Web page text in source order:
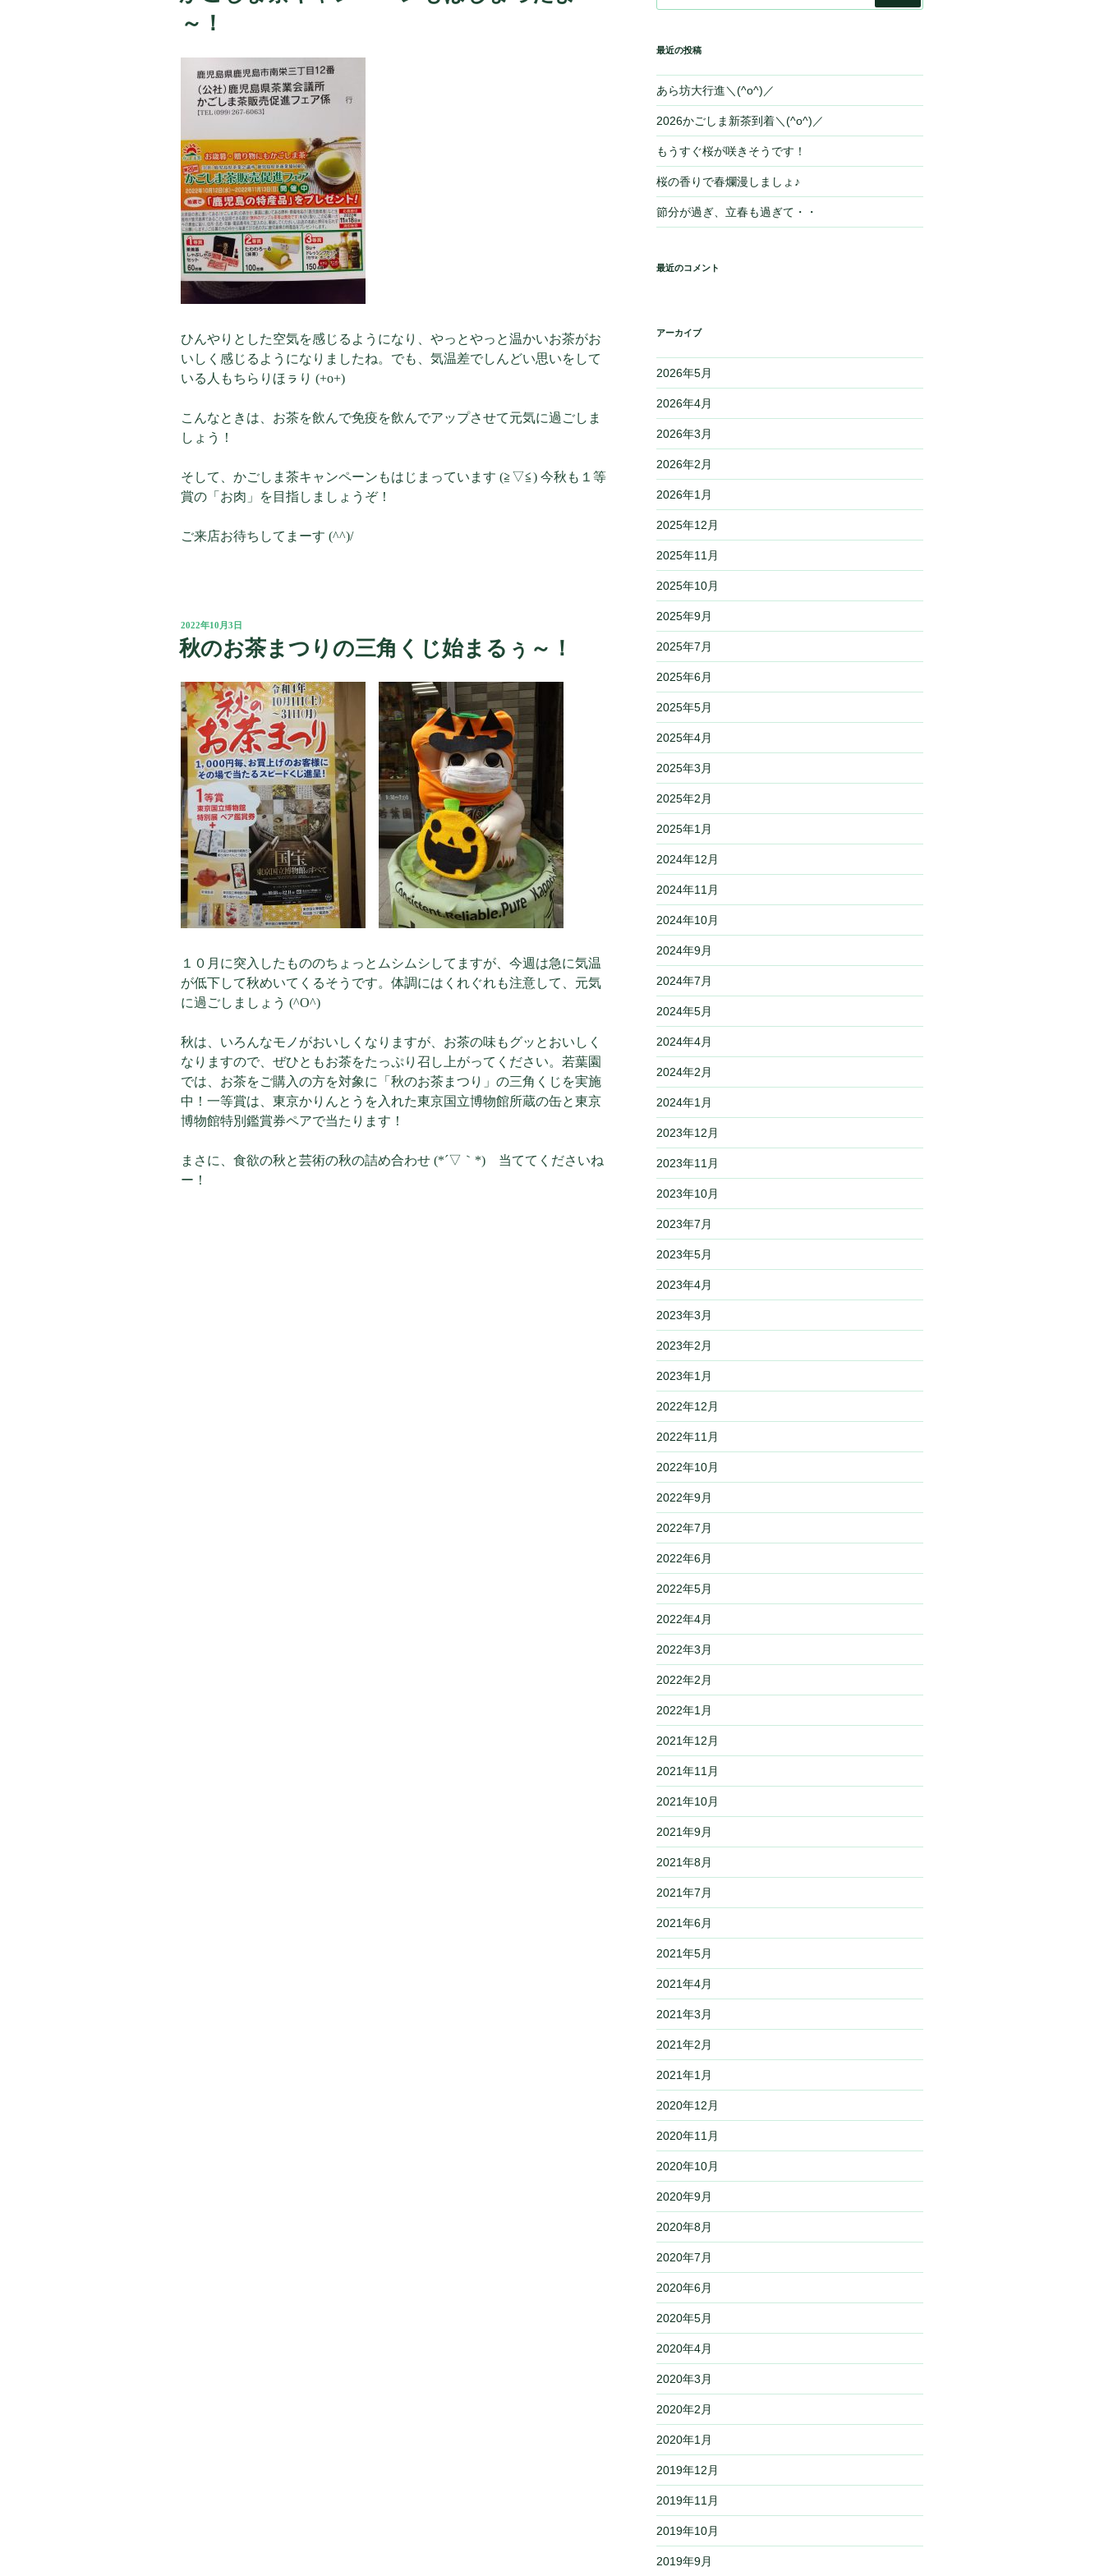
～！
ひんやりとした空気を感じるようになり、やっとやっと温かいお茶がお
いしく感じるようになりましたね。でも、気温差でしんどい思いをして
いる人もちらりほㇻり (+o+)
こんなときは、お茶を飲んで免疫を飲んでアップさせて元気に過ごしま
しょう！
そして、かごしま茶キャンペーンもはじまっています (≧▽≦) 今秋も１等
賞の「お肉」を目指しましょうぞ！
ご来店お待ちしてまーす (^^)/
投
稿
日:
2022年10月3日
秋のお茶まつりの三角くじ始まるぅ～！
１０月に突入したもののちょっとムシムシしてますが、今週は急に気温
が低下して秋めいてくるそうです。体調にはくれぐれも注意して、元気
に過ごしましょう (^O^)
秋は、いろんなモノがおいしくなりますが、お茶の味もグッとおいしく
なりますので、ぜひともお茶をたっぷり召し上がってください。若葉園
では、お茶をご購入の方を対象に「秋のお茶まつり」の三角くじを実施
中！一等賞は、東京かりんとうを入れた東京国立博物館所蔵の缶と東京
博物館特別鑑賞券ペアで当たります！
まさに、食欲の秋と芸術の秋の詰め合わせ (*´▽｀*) 当ててくださいね
ー！
索
最近の投稿
あら坊大行進＼(^o^)／
2026かごしま新茶到着＼(^o^)／
もうすぐ桜が咲きそうです！
桜の香りで春爛漫しましょ♪
節分が過ぎ、立春も過ぎて・・
最近のコメント
アーカイブ
2026年5月
2026年4月
2026年3月
2026年2月
2026年1月
2025年12月
2025年11月
2025年10月
2025年9月
2025年7月
2025年6月
2025年5月
2025年4月
2025年3月
2025年2月
2025年1月
2024年12月
2024年11月
2024年10月
2024年9月
2024年7月
2024年5月
2024年4月
2024年2月
2024年1月
2023年12月
2023年11月
2023年10月
2023年7月
2023年5月
2023年4月
2023年3月
2023年2月
2023年1月
2022年12月
2022年11月
2022年10月
2022年9月
2022年7月
2022年6月
2022年5月
2022年4月
2022年3月
2022年2月
2022年1月
2021年12月
2021年11月
2021年10月
2021年9月
2021年8月
2021年7月
2021年6月
2021年5月
2021年4月
2021年3月
2021年2月
2021年1月
2020年12月
2020年11月
2020年10月
2020年9月
2020年8月
2020年7月
2020年6月
2020年5月
2020年4月
2020年3月
2020年2月
2020年1月
2019年12月
2019年11月
2019年10月
2019年9月